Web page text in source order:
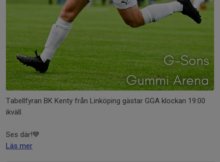
Tabellfyran BK Kenty från Linköping gästar GGA klockan 19:00
ikväll.
Ses där!💙
Läs mer